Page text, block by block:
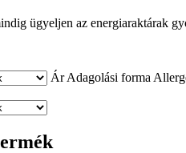
ügyeljen az energiaraktárak
Ár Adagolási forma